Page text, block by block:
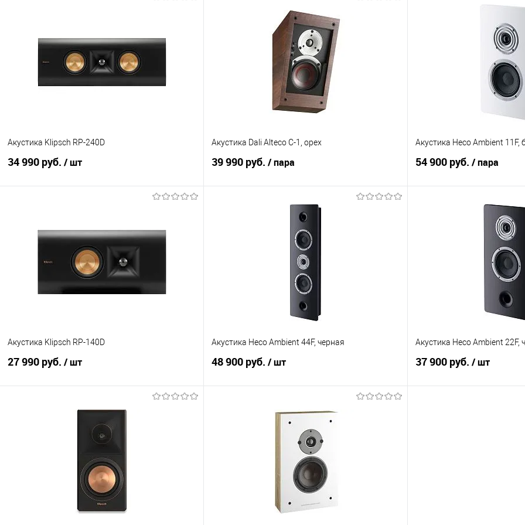
Акустика Klipsch RP-240D
34 990 руб. / шт
Купить в 1 клик
Сравнение
В избранное
Под заказ
Акустика Dali Alteco C-1, орех
39 990 руб. / пара
В корзину
Акустика Heco Ambient 11F,
54 900 руб. / пара
В
Акустика Klipsch RP-140D
27 990 руб. / шт
В корзину
Акустика Heco Ambient 44F, черная
48 900 руб. / шт
В корзину
Акустика Heco Ambient 22F,
37 900 руб. / шт